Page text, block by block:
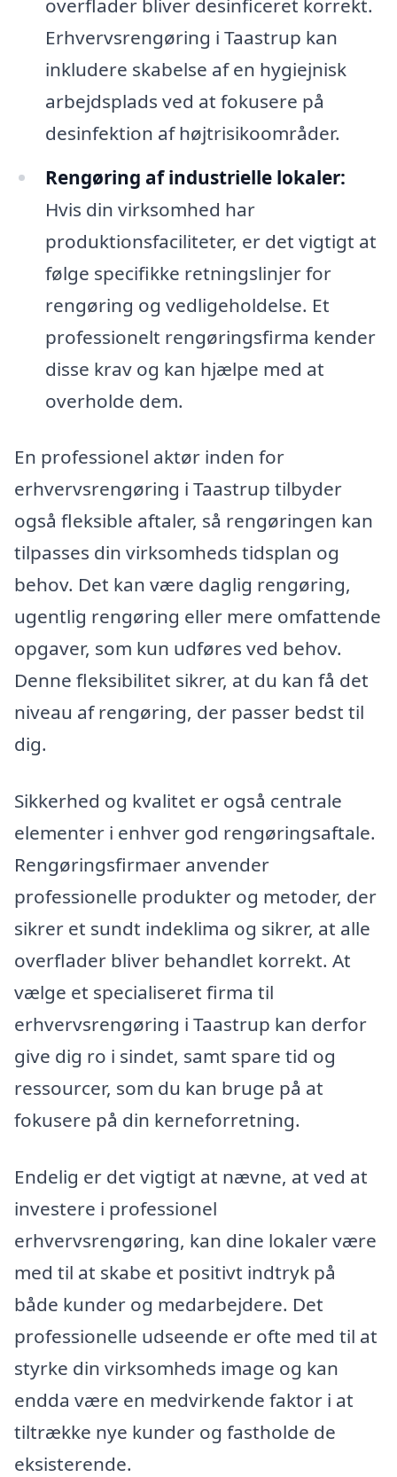
overflader bliver desinficeret korrekt.
Erhvervsrengøring i Taastrup kan
inkludere skabelse af en hygiejnisk
arbejdsplads ved at fokusere på
desinfektion af højtrisikoområder.
Rengøring af industrielle lokaler:
Hvis din virksomhed har
produktionsfaciliteter, er det vigtigt at
følge specifikke retningslinjer for
rengøring og vedligeholdelse. Et
professionelt rengøringsfirma kender
disse krav og kan hjælpe med at
overholde dem.
En professionel aktør inden for
erhvervsrengøring i Taastrup tilbyder
også fleksible aftaler, så rengøringen kan
tilpasses din virksomheds tidsplan og
behov. Det kan være daglig rengøring,
ugentlig rengøring eller mere omfattende
opgaver, som kun udføres ved behov.
Denne fleksibilitet sikrer, at du kan få det
niveau af rengøring, der passer bedst til
dig.
Sikkerhed og kvalitet er også centrale
elementer i enhver god rengøringsaftale.
Rengøringsfirmaer anvender
professionelle produkter og metoder, der
sikrer et sundt indeklima og sikrer, at alle
overflader bliver behandlet korrekt. At
vælge et specialiseret firma til
erhvervsrengøring i Taastrup kan derfor
give dig ro i sindet, samt spare tid og
ressourcer, som du kan bruge på at
fokusere på din kerneforretning.
Endelig er det vigtigt at nævne, at ved at
investere i professionel
erhvervsrengøring, kan dine lokaler være
med til at skabe et positivt indtryk på
både kunder og medarbejdere. Det
professionelle udseende er ofte med til at
styrke din virksomheds image og kan
endda være en medvirkende faktor i at
tiltrække nye kunder og fastholde de
eksisterende.